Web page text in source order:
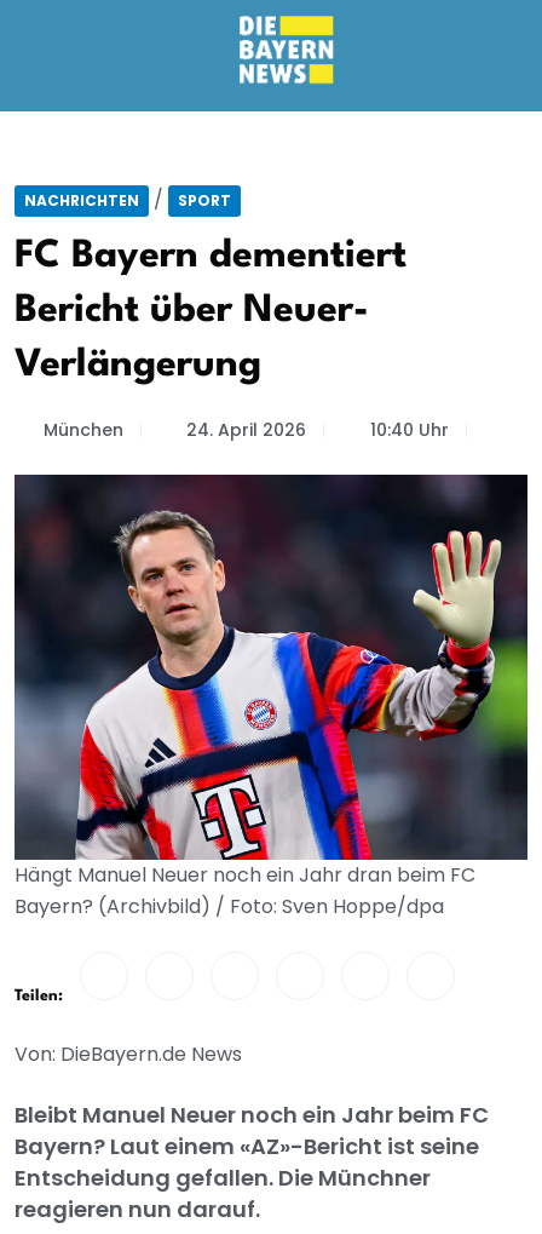
NACHRICHTEN / SPORT
FC Bayern dementiert
Bericht über Neuer-
Verlängerung
München 24. April 2026 10:40 Uhr
Hängt Manuel Neuer noch ein Jahr dran beim FC
Bayern? (Archivbild) / Foto: Sven Hoppe/dpa
Teilen:
Von: DieBayern.de News
Bleibt Manuel Neuer noch ein Jahr beim FC
Bayern? Laut einem «AZ»-Bericht ist seine
Entscheidung gefallen. Die Münchner
reagieren nun darauf.